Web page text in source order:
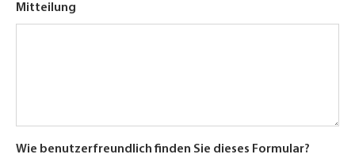
Mitteilung
Wie benutzerfreundlich finden Sie dieses Formular?